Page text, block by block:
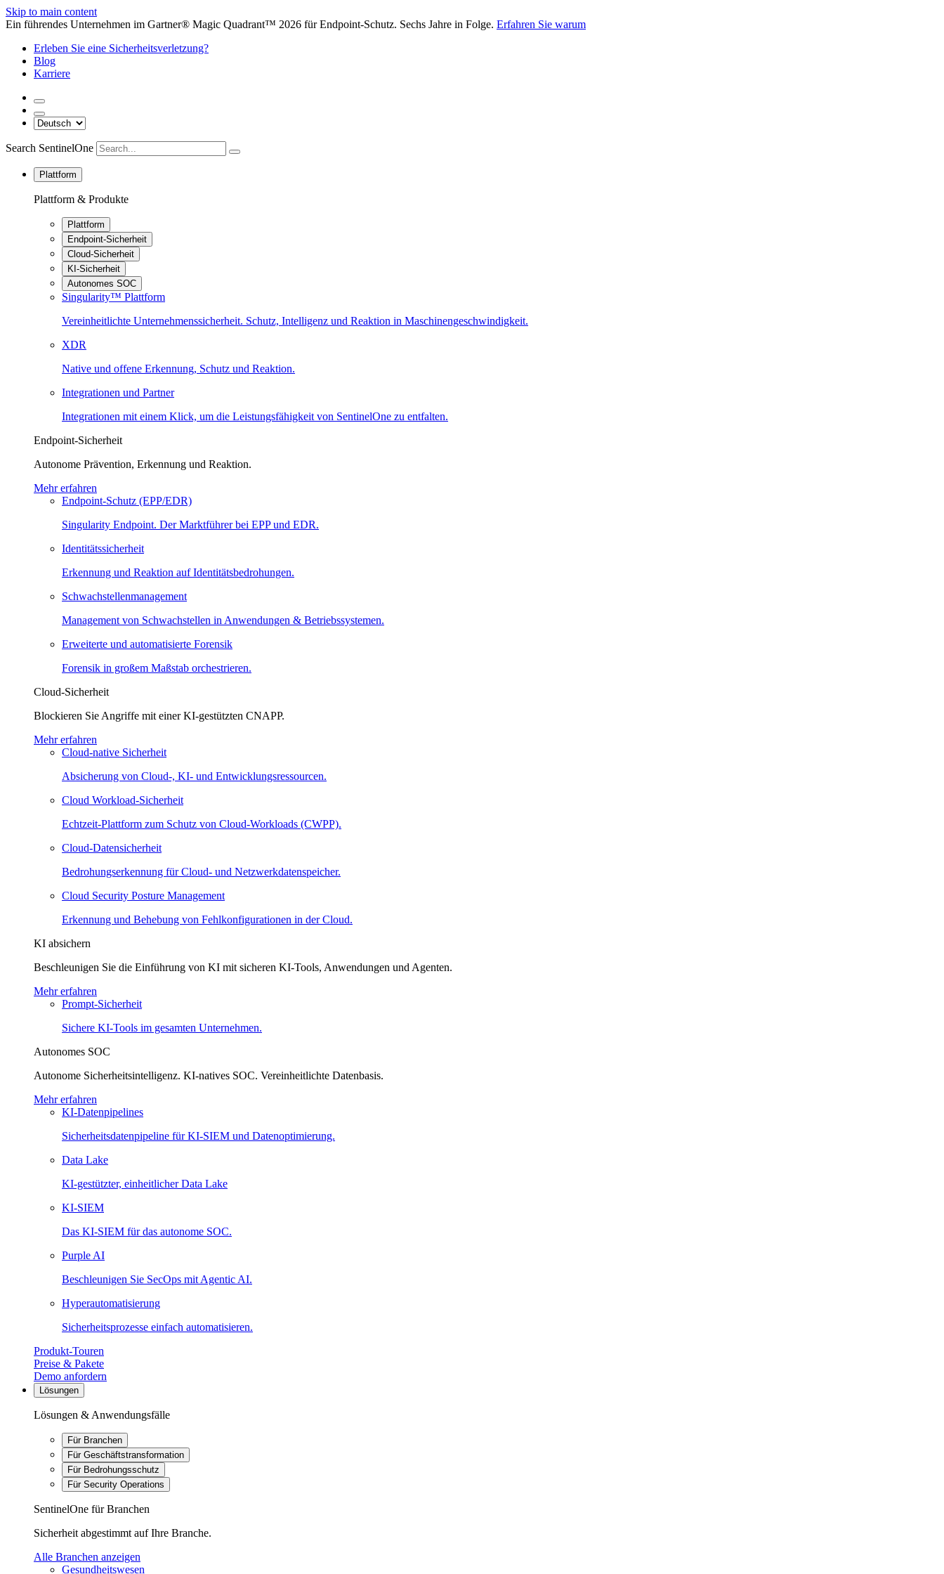
Skip to main content
Ein führendes Unternehmen im Gartner® Magic Quadrant™ 2026 für Endpoint-Schutz. Sechs Jahre in Folge. Erfahren Sie warum
Erleben Sie eine Sicherheitsverletzung?
Blog
Karriere
Search SentinelOne
Plattform
Plattform & Produkte
Plattform
Endpoint-Sicherheit
Cloud-Sicherheit
KI-Sicherheit
Autonomes SOC
Singularity™ Plattform
Vereinheitlichte Unternehmenssicherheit. Schutz, Intelligenz und Reaktion in Maschinen­geschwindigkeit.
XDR
Native und offene Erkennung, Schutz und Reaktion.
Integrationen und Partner
Integrationen mit einem Klick, um die Leistungsfähigkeit von SentinelOne zu entfalten.
Endpoint-Sicherheit
Autonome Prävention, Erkennung und Reaktion.
Mehr erfahren
Endpoint-Schutz (EPP/EDR)
Singularity Endpoint. Der Marktführer bei EPP und EDR.
Identitätssicherheit
Erkennung und Reaktion auf Identitätsbedrohungen.
Schwachstellenmanagement
Management von Schwachstellen in Anwendungen & Betriebssystemen.
Erweiterte und automatisierte Forensik
Forensik in großem Maßstab orchestrieren.
Cloud-Sicherheit
Blockieren Sie Angriffe mit einer KI-gestützten CNAPP.
Mehr erfahren
Cloud-native Sicherheit
Absicherung von Cloud-, KI- und Entwicklungsressourcen.
Cloud Workload-Sicherheit
Echtzeit-Plattform zum Schutz von Cloud-Workloads (CWPP).
Cloud-Datensicherheit
Bedrohungserkennung für Cloud- und Netzwerkdatenspeicher.
Cloud Security Posture Management
Erkennung und Behebung von Fehlkonfigurationen in der Cloud.
KI absichern
Beschleunigen Sie die Einführung von KI mit sicheren KI-Tools, Anwendungen und Agenten.
Mehr erfahren
Prompt-Sicherheit
Sichere KI-Tools im gesamten Unternehmen.
Autonomes SOC
Autonome Sicherheitsintelligenz. KI-natives SOC. Vereinheitlichte Datenbasis.
Mehr erfahren
KI-Datenpipelines
Sicherheitsdatenpipeline für KI-SIEM und Datenoptimierung.
Data Lake
KI-gestützter, einheitlicher Data Lake
KI-SIEM
Das KI-SIEM für das autonome SOC.
Purple AI
Beschleunigen Sie SecOps mit Agentic AI.
Hyperautomatisierung
Sicherheitsprozesse einfach automatisieren.
Produkt-Touren
Preise & Pakete
Demo anfordern
Lösungen
Lösungen & Anwendungsfälle
Für Branchen
Für Geschäftstransformation
Für Bedrohungsschutz
Für Security Operations
SentinelOne für Branchen
Sicherheit abgestimmt auf Ihre Branche.
Alle Branchen anzeigen
Gesundheitswesen